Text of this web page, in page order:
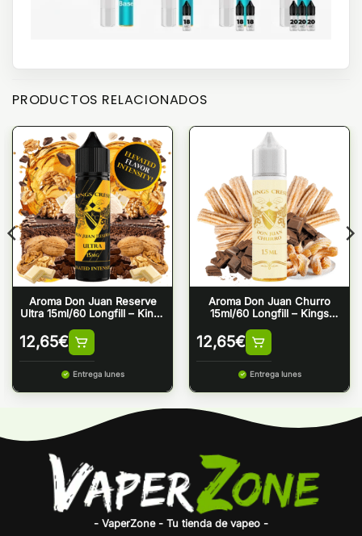
PRODUCTOS RELACIONADOS
Aroma Don Juan Reserve
Ultra 15ml/60 Longfill – Kings
12,65€
Entrega lunes
Aroma Don Juan Churro
15ml/60 Longfill – Kings
12,65€
Entrega lunes
- VaperZone - Tu tienda de vapeo -